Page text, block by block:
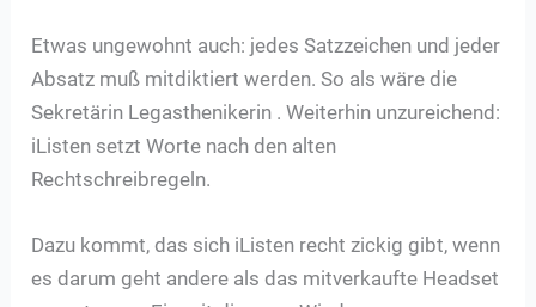
Etwas ungewohnt auch: jedes Satzzeichen und jeder
Absatz muß mitdiktiert werden. So als wäre die
Sekretärin Legasthenikerin . Weiterhin unzureichend:
iListen setzt Worte nach den alten
Rechtschreibregeln.
Dazu kommt, das sich iListen recht zickig gibt, wenn
es darum geht andere als das mitverkaufte Headset